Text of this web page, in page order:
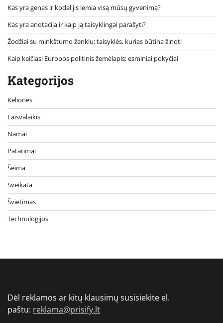
Kas yra genas ir kodėl jis lemia visą mūsų gyvenimą?
Kas yra anotacija ir kaip ją taisyklingai parašyti?
Žodžiai su minkštumo ženklu: taisyklės, kurias būtina žinoti
Kaip keičiasi Europos politinis žemėlapis: esminiai pokyčiai
Kategorijos
Kelionės
Laisvalaikis
Namai
Patarimai
Šeima
Sveikata
Švietimas
Technologijos
Dėl reklamos ar kitų klausimų susisiekite el.
paštu: reklama@prisify.lt